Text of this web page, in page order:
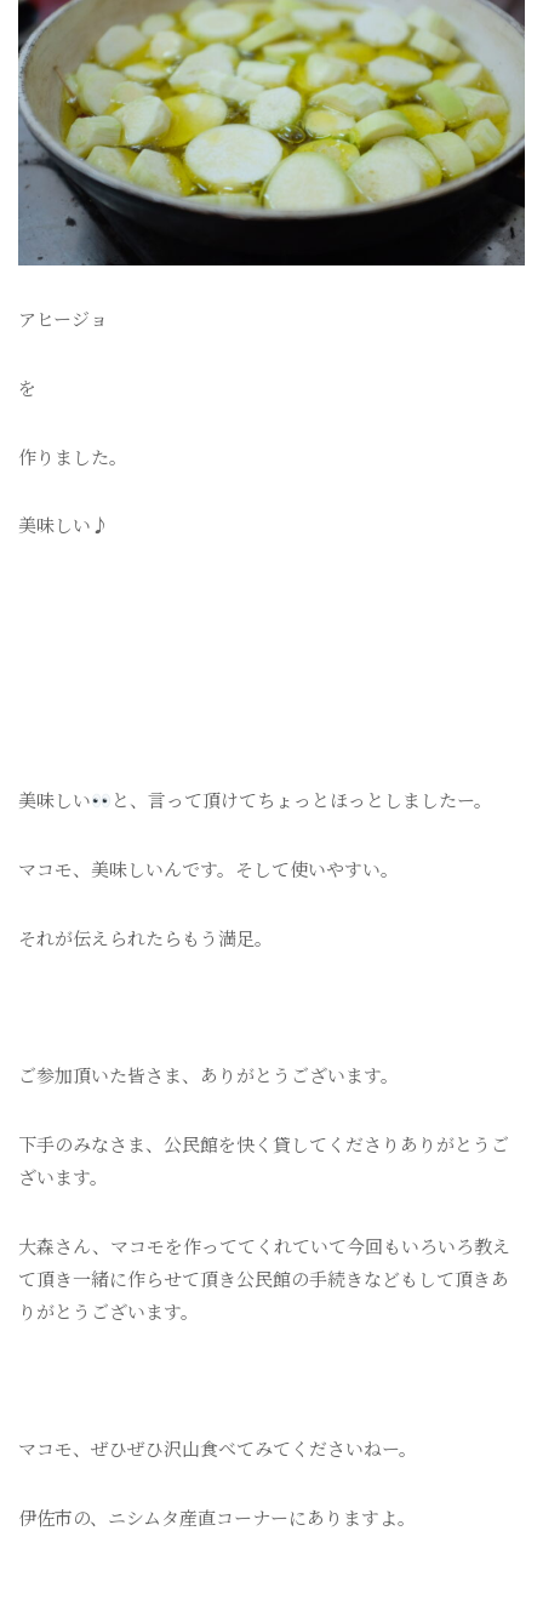
アヒージョ
を
作りました。
美味しい♪
美味しい と、言って頂けてちょっとほっとしましたー。
マコモ、美味しいんです。そして使いやすい。
それが伝えられたらもう満足。
ご参加頂いた皆さま、ありがとうございます。
下手のみなさま、公民館を快く貸してくださりありがとうご
ざいます。
大森さん、マコモを作っててくれていて今回もいろいろ教え
て頂き一緒に作らせて頂き公民館の手続きなどもして頂きあ
りがとうございます。
マコモ、ぜひぜひ沢山食べてみてくださいねー。
伊佐市の、ニシムタ産直コーナーにありますよ。